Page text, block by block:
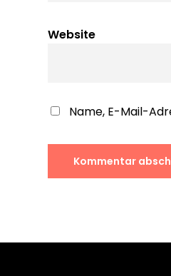
Website
Name, E-Mail-